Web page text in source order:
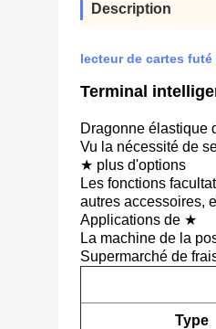
Description
lecteur de cartes futé
Terminal
Dragonne élastique
Vu la nécessité de
★ plus d'options
Les fonctions
autres accessoires,
Applications de ★
La machine de la
Supermarché de
Type